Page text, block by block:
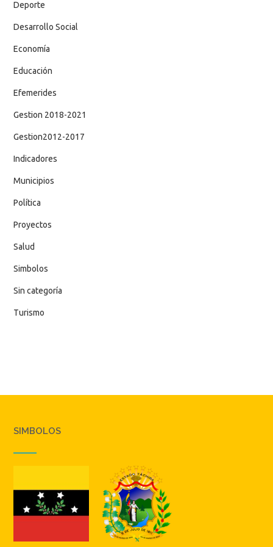
Deporte
Desarrollo Social
Economía
Educación
Efemerides
Gestion 2018-2021
Gestion2012-2017
Indicadores
Municipios
Política
Proyectos
Salud
Simbolos
Sin categoría
Turismo
SIMBOLOS